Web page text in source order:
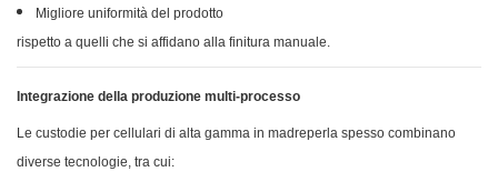
Migliore uniformità del prodotto
rispetto a quelli che si affidano alla finitura manuale.
Integrazione della produzione multi-processo
Le custodie per cellulari di alta gamma in madreperla spesso combinano
diverse tecnologie, tra cui: